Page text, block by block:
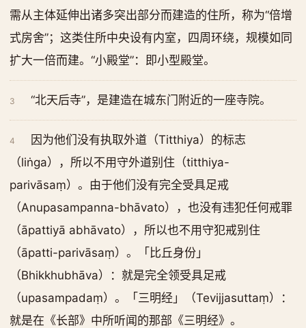
需从主体延伸出诸多突出部分而建造的住所，称为“倍增
式房舍”；这类住所中央设有内室，四周环绕，规模如同
扩大一倍而建。“小殿堂”：即小型殿堂。
3 “北天后寺”，是建造在城东门附近的一座寺院。
4
因为他们没有执取外道（Titthiya）的标志
（liṅga），所以不用守外道别住（titthiya-
parivāsaṃ）。由于他们没有完全受具足戒
（Anupasampanna-bhāvato），也没有违犯任何戒罪
（āpattiyā abhāvato），所以也不用守犯戒别住
（āpatti-parivāsaṃ）。「比丘身份」
（Bhikkhubhāva）：就是完全领受具足戒
（upasampadaṃ）。「三明经」（Tevijjasuttaṃ）：
就是在《长部》中所听闻的那部《三明经》。